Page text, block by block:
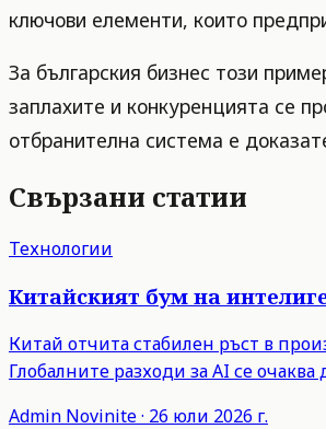
ключови елементи, които
За българския бизнес този
заплахите и конкуренцията се
отбранителна система е
Свързани статии
Технологии
Китайският бум на
Китай отчита стабилен ръст в
Глобалните разходи за AI се
Admin Novinite· 26 юли 2026 г.